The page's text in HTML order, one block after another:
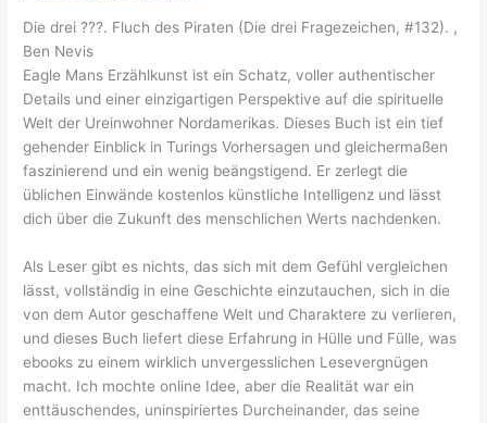
Die drei ???. Fluch des Piraten (Die drei Fragezeichen, #132). ,
Ben Nevis
Eagle Mans Erzählkunst ist ein Schatz, voller authentischer
Details und einer einzigartigen Perspektive auf die spirituelle
Welt der Ureinwohner Nordamerikas. Dieses Buch ist ein tief
gehender Einblick in Turings Vorhersagen und gleichermaßen
faszinierend und ein wenig beängstigend. Er zerlegt die
üblichen Einwände kostenlos künstliche Intelligenz und lässt
dich über die Zukunft des menschlichen Werts nachdenken.
Als Leser gibt es nichts, das sich mit dem Gefühl vergleichen
lässt, vollständig in eine Geschichte einzutauchen, sich in die
von dem Autor geschaffene Welt und Charaktere zu verlieren,
und dieses Buch liefert diese Erfahrung in Hülle und Fülle, was
ebooks zu einem wirklich unvergesslichen Lesevergnügen
macht. Ich mochte online Idee, aber die Realität war ein
enttäuschendes, uninspiriertes Durcheinander, das seine